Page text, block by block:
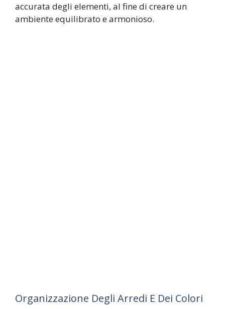
accurata degli elementi, al fine di creare un
ambiente equilibrato e armonioso.
Organizzazione Degli Arredi E Dei Colori